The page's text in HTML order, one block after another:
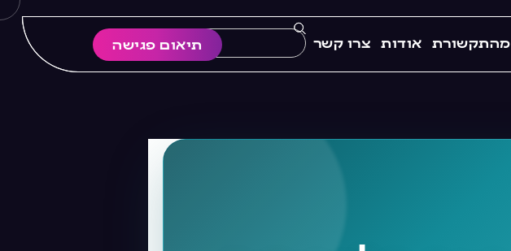
מהתקשורת אודות צרו קשר תיאום פגישה